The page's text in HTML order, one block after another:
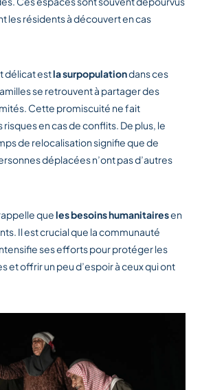
les résidents à découvert en cas
délicat estla surpopulationdans ces
se retrouvent à partager des
Cette promiscuité ne fait
risques en cas de conflits. De plus, le
de relocalisation signifie que de
déplacées n’ont pas d’autres
queles besoins humanitairesen
Il est crucial que la communauté
ses efforts pour protéger les
et offrir un peu d’espoir à ceux qui ont